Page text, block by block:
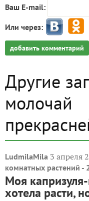
Ваш E-mail:
Или через:
добавить комментарий
Другие
молочай
LudmilaMila 3 апреля
комнатных растений -
Моя
хотела расти,